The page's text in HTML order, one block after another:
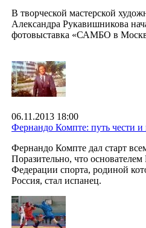
В творческой мастерской
Александра Рукавишникова
фотовыставка «САМБО в
06.11.2013 18:00
Фернандо Компте: путь чести и
Фернандо Компте дал старт
Поразительно, что
Федерации спорта, родиной
Россия, стал испанец.